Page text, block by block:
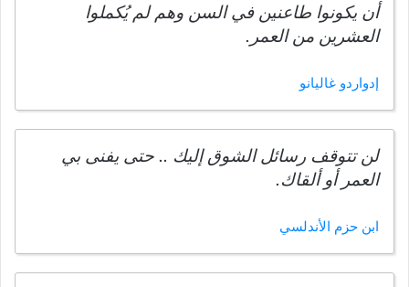
أن يكونوا طاعنين في السن وهم لم يُكملوا
العشرين من العمر.
إدواردو غاليانو
لن تتوقف رسائل الشوق إليك .. حتى يفنى بي
العمر أو ألقاك.
ابن حزم الأندلسي